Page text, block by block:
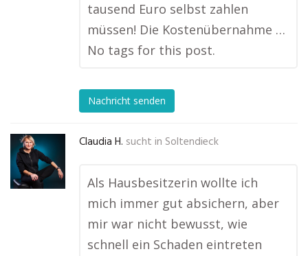
tausend Euro selbst zahlen
müssen! Die Kostenübernahme …
No tags for this post.
Nachricht senden
Claudia H. sucht in Soltendieck
Als Hausbesitzerin wollte ich
mich immer gut absichern, aber
mir war nicht bewusst, wie
schnell ein Schaden eintreten